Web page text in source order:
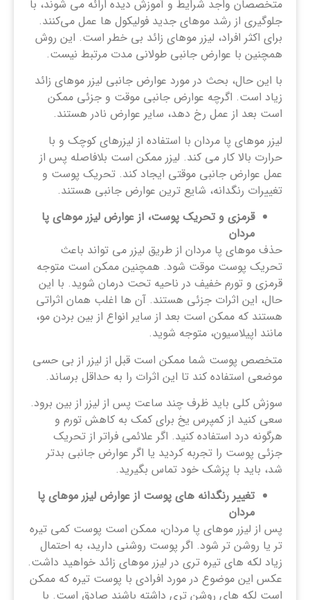
متخصصان واجد شرایط و آموزش دیده ارائه می‌ شوند، با
جلوگیری از رشد موهای جدید فولیکول‌ ها عمل می‌کنند.
برای اکثر افراد، لیزر موهای زائد بی خطر است. این روش
همچنین با عوارض جانبی طولانی مدت مرتبط نیست.
با این حال، بحث در مورد عوارض جانبی لیزر موهای زائد
زیاد است. اگرچه عوارض جانبی موقت و جزئی ممکن
است بعد از عمل رخ دهد، سایر عوارض نادر هستند.
لیزر موهای پا مردان با استفاده از لیزرهای کوچک و با
حرارت بالا کار می کند. لیزر ممکن است بلافاصله پس از
عمل عوارض جانبی موقتی ایجاد کند. تحریک پوست و
تغییرات رنگدانه، شایع ترین عوارض جانبی هستند.
قرمزی و تحریک پوست، از عوارض لیزر موهای پا
مردان
حذف موهای پا مردان از طریق لیزر می تواند باعث
تحریک پوست موقت شود. همچنین ممکن است متوجه
قرمزی و تورم خفیف در ناحیه تحت درمان شوید. با این
حال، این اثرات جزئی هستند. آن ها اغلب همان اثراتی
هستند که ممکن است بعد از سایر انواع از بین بردن مو،
مانند اپیلاسیون، متوجه شوید.
متخصص پوست شما ممکن است قبل از لیزر از بی حسی
موضعی استفاده کند تا این اثرات را به حداقل برساند.
سوزش کلی باید ظرف چند ساعت پس از لیزر از بین برود.
سعی کنید از کمپرس یخ برای کمک به کاهش تورم و
هرگونه درد استفاده کنید. اگر علائمی فراتر از تحریک
جزئی پوست را تجربه کردید یا اگر عوارض جانبی بدتر
شد، باید با پزشک خود تماس بگیرید.
تغییر رنگدانه های پوست از عوارض لیزر موهای پا
مردان
پس از لیزر موهای پا مردان، ممکن است پوست کمی تیره
تر یا روشن تر شود. اگر پوست روشنی دارید، به احتمال
زیاد لکه های تیره تری در لیزر موهای زائد خواهید داشت.
عکس این موضوع در مورد افرادی با پوست تیره که ممکن
است لکه های روشن تری داشته باشند صادق است. با